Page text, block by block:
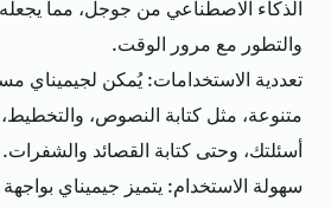
الذكاء الاصطناعي من جوجل، مما يجعله
والتطور مع مرور الوقت.
تعددية الاستخدامات: يُمكن لجيميناي
متنوعة، مثل كتابة النصوص، والتخطيط،
أسئلتك، وحتى كتابة القصائد والشفرات.
سهولة الاستخدام: يتميز جيميناي